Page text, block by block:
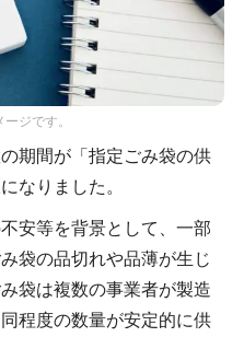
ジです。
期間が「指定ごみ袋の供
なりました。
安等を背景として、一部
袋の品切れや品薄が生じ
袋は複数の事業者が製造
程度の数量が安定的に供